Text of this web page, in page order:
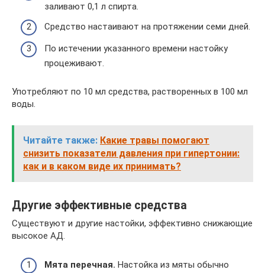
заливают 0,1 л спирта.
Средство настаивают на протяжении семи дней.
По истечении указанного времени настойку
процеживают.
Употребляют по 10 мл средства, растворенных в 100 мл
воды.
Читайте также: Какие травы помогают
снизить показатели давления при гипертонии:
как и в каком виде их принимать?
Другие эффективные средства
Существуют и другие настойки, эффективно снижающие
высокое АД.
Мята перечная. Настойка из мяты обычно